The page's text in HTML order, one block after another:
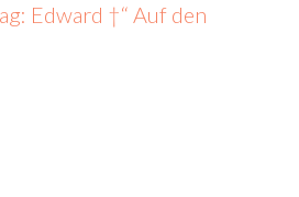
Edward †“ Auf den